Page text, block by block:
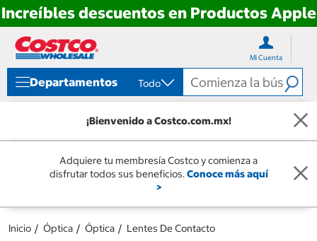
Increíbles descuentos en Productos Apple
directo
contenido
directo
menú
navegación
Mi Cuenta
Departamentos Todo
¡Bienvenido a Costco.com.mx!
Adquiere tu membresía Costco y comienza a
disfrutar todos sus beneficios.Conoce más aquí
>
Inicio Óptica Óptica Lentes De Contacto